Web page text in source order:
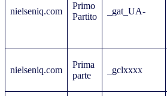
nielseniq.com
Primo
Partito
_gat_UA-
nielseniq.com
Prima
parte
_gclxxxx